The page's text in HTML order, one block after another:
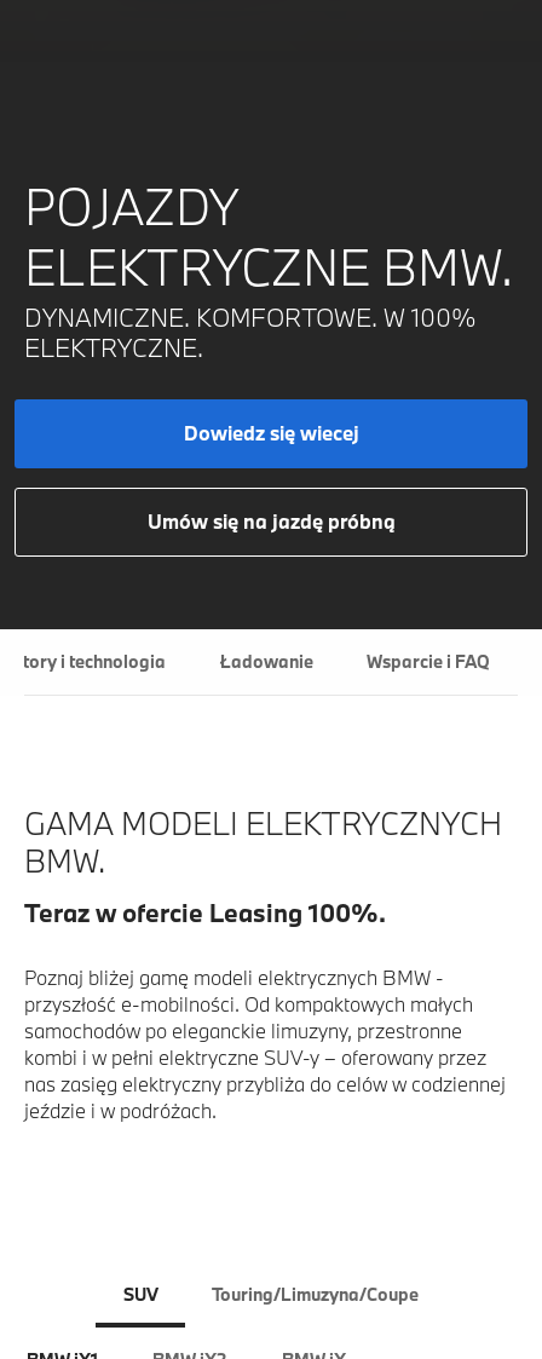
POJAZDY
ELEKTRYCZNE BMW.
DYNAMICZNE. KOMFORTOWE. W 100%
ELEKTRYCZNE.
Dowiedz się wiecej
Umów się na jazdę próbną
i technologia Ładowanie Wsparcie i FAQ
GAMA MODELI ELEKTRYCZNYCH
BMW.
Teraz w ofercie Leasing 100%.
Poznaj bliżej gamę modeli elektrycznych BMW -
przyszłość e-mobilności. Od kompaktowych małych
samochodów po eleganckie limuzyny, przestronne
kombi i w pełni elektryczne SUV-y – oferowany przez
nas zasięg elektryczny przybliża do celów w codziennej
jeździe i w podróżach.
SUV Touring/Limuzyna/Coupe